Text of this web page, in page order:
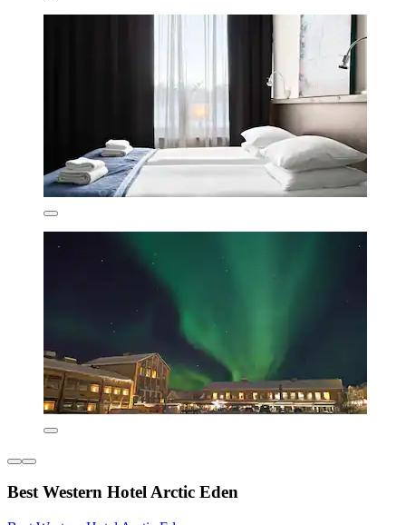
Best Western Hotel Arctic Eden